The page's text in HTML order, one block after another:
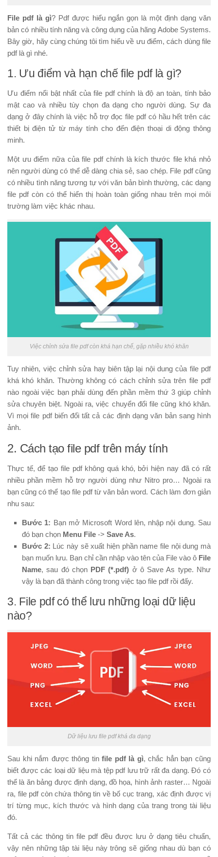
File pdf là gì? Pdf được hiểu ngắn gọn là một định dạng văn
bản có nhiều tính năng và công dụng của hãng Adobe Systems.
Bây giờ, hãy cùng chúng tôi tìm hiểu về ưu điểm, cách dùng file
pdf là gì nhé.
1. Ưu điểm và hạn chế file pdf là gì?
Ưu điểm nổi bật nhất của file pdf chính là độ an toàn, tính bảo
mật cao và nhiều tùy chọn đa dạng cho người dùng. Sự đa
dạng ở đây chính là việc hỗ trợ đọc file pdf có hầu hết trên các
thiết bị điện tử từ máy tính cho đến điện thoại di động thông
minh.
Một ưu điểm nữa của file pdf chính là kích thước file khá nhỏ
nên người dùng có thể dễ dàng chia sẻ, sao chép. File pdf cũng
có nhiều tình năng tương tự với văn bản bình thường, các dạng
file pdf còn có thể hiển thị hoàn toàn giống nhau trên mọi môi
trường làm việc khác nhau.
Việc chỉnh sửa file pdf còn khá hạn chế, gặp nhiều khó khăn
Tuy nhiên, việc chỉnh sửa hay biên tập lại nội dung của file pdf
khá khó khăn. Thường không có cách chỉnh sửa trên file pdf
nào ngoài việc bạn phải dùng đến phần mềm thứ 3 giúp chỉnh
sửa chuyên biệt. Ngoài ra, việc chuyển đổi file cũng khó khăn.
Vì mọi file pdf biến đổi tất cả các định dạng văn bản sang hình
ảnh.
2. Cách tạo file pdf trên máy tính
Thực tế, để tạo file pdf không quá khó, bởi hiện nay đã có rất
nhiều phần mềm hỗ trợ người dùng như Nitro pro… Ngoài ra
bạn cũng có thể tạo file pdf từ văn bản word. Cách làm đơn giản
nhu sau:
Bước 1: Bạn mở Microsoft Word lên, nhập nội dung. Sau
đó bạn chọn Menu File -> Save As.
Bước 2: Lúc này sẽ xuất hiện phần name file nội dung mà
bạn muốn lưu. Bạn chỉ cần nhập vào tên của File vào ô File
Name, sau đó chọn PDF (*.pdf) ở ô Save As type. Như
vậy là bạn đã thành công trong việc tạo file pdf rồi đấy.
3. File pdf có thể lưu những loại dữ liệu
nào?
Dữ liệu lưu file pdf khá đa dạng
Sau khi nắm được thông tinfile pdf là gì, chắc hẳn bạn cũng
biết được các loại dữ liệu mà tệp pdf lưu trữ rất đa dạng. Đó có
thể là ăn bảng được định dạng, đồ họa, hình ảnh raster… Ngoài
ra, file pdf còn chứa thông tin về bố cục trang, xác định được vị
trí từng mục, kích thước và hình dạng của trang trong tài liệu
đó.
Tất cả các thông tin file pdf đều được lưu ở dạng tiêu chuẩn,
vậy nên những tập tài liệu này trông sẽ giống nhau dù bạn có